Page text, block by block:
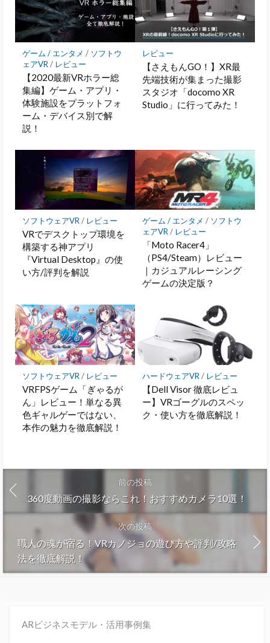
ク
に
保
ゲーム / エンタメ / ソフトウ
ェアVR / レビュー
【2020最新VRホラー総
集編】ゲーム・アプリ・
体験施設をプラットフォ
ーム・デバイス別で解
説！
レビュー
【さえもんGO！】XR最
先端技術が集まった撮影
スタジオ「docomo XR
Studio」に行ってみた！
ソフトウェアVR / レビュー
VRでデスクトップ環境を
構築する神アプリ
『Virtual Desktop』の使
い方/評判を解説
ゲーム / エンタメ / ソフトウ
ェアVR / レビュー
「Moto Racer4」
（PS4/Steam）レビュー
｜カジュアルレーシング
ゲームの決定版？
ソフトウェアVR / レビュー
VRFPSゲーム「ぎゃるが
ん」レビュー！単なる異
色ギャルゲーではない、
本作の魅力を徹底解説！
ハードウェアVR / レビュー
【Dell Visor 徹底レビュ
ー】VRゴーグルのスペッ
ク・使い方を徹底解説！
前の投稿
360度動画の撮影ならこれ！おすすめカメラ10選！
次の投稿
職人の魂が宿る！VRカノジョの遊び方や評判/攻略
法を徹底解説！
ARビジネスモデル・活用事例集